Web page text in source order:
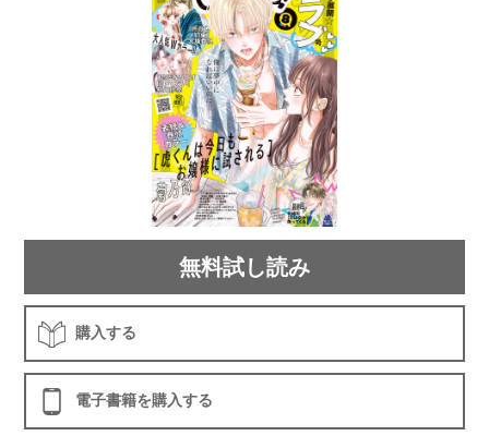
無料試し読み
購入する
電子書籍を購入する